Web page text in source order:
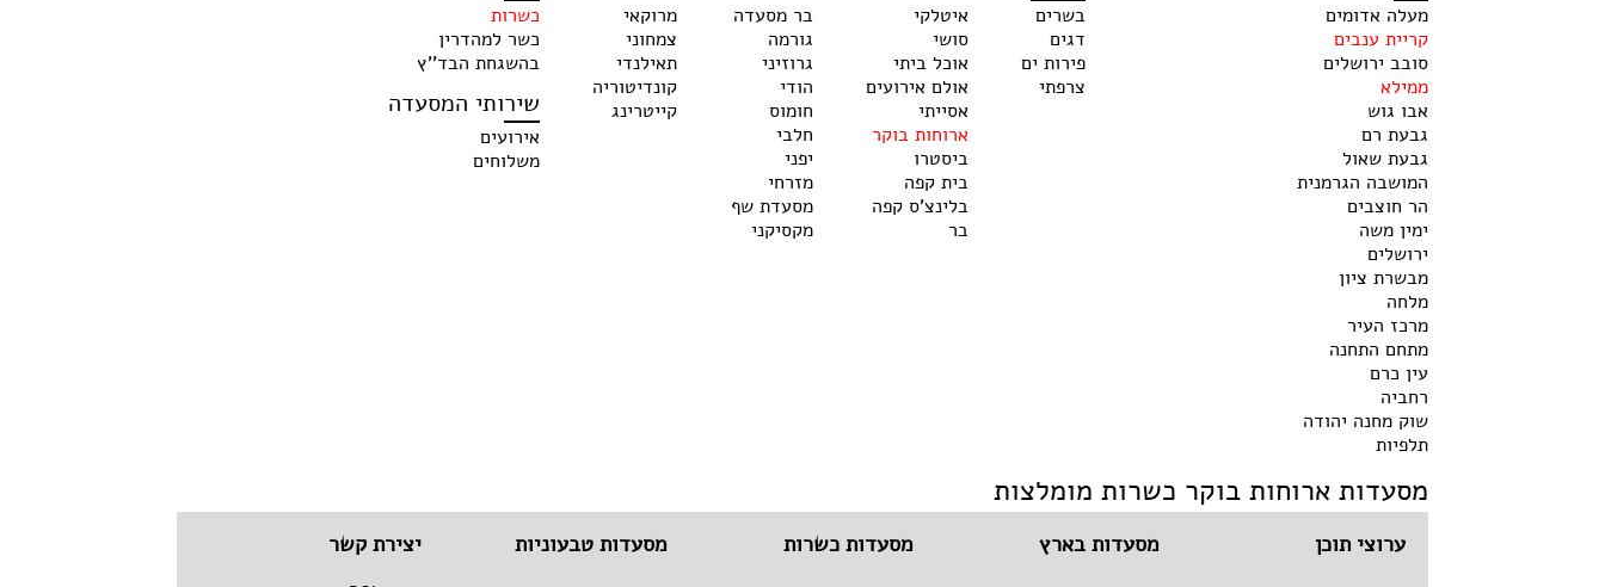
מעלה אדומים
קריית ענבים
סובב ירושלים
ממילא
אבו גוש
גבעת רם
גבעת שאול
המושבה הגרמנית
הר חוצבים
ימין משה
ירושלים
מבשרת ציון
מלחה
מרכז העיר
מתחם התחנה
עין כרם
רחביה
שוק מחנה יהודה
תלפיות
בשרים
דגים
פירות ים
צרפתי
איטלקי
סושי
אוכל ביתי
אולם אירועים
אסייתי
ארוחות בוקר
ביסטרו
בית קפה
בלינצ'ס קפה
בר
בר מסעדה
גורמה
גרוזיני
הודי
חומוס
חלבי
יפני
מזרחי
מסעדת שף
מקסיקני
מרוקאי
צמחוני
תאילנדי
קונדיטוריה
קייטרינג
כשרות
כשר למהדרין
בהשגחת הבד''ץ
שירותי המסעדה
אירועים
משלוחים
מסעדות ארוחות בוקר כשרות מומלצות
ערוצי תוכן מסעדות בארץ מסעדות כשרות מסעדות טבעוניות יצירת קשר